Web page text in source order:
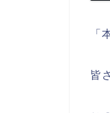
「
皆